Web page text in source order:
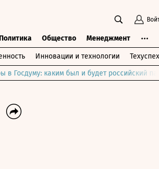
Общество Менеджмент
Инновации и технологии Техуспех
в Госдуму: каким был и будет российский